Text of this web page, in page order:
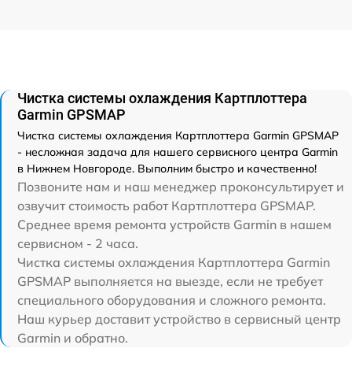
Чистка системы охлаждения Картплоттера
Garmin GPSMAP
Чистка системы охлаждения Картплоттера Garmin GPSMAP
- несложная задача для нашего сервисного центра Garmin
в Нижнем Новгороде. Выполним быстро и качественно!
Позвоните нам и наш менеджер проконсультирует и
озвучит стоимость работ Картплоттера GPSMAP.
Среднее время ремонта устройств Garmin в нашем
сервисном - 2 часа.
Чистка системы охлаждения Картплоттера Garmin
GPSMAP выполняется на выезде, если не требует
специального оборудования и сложного ремонта.
Наш курьер доставит устройство в сервисный центр
Garmin и обратно.